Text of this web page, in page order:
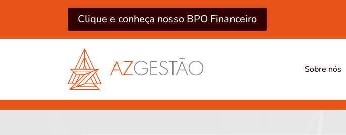
Clique e conheça nosso BPO Financeiro
Sobre nós